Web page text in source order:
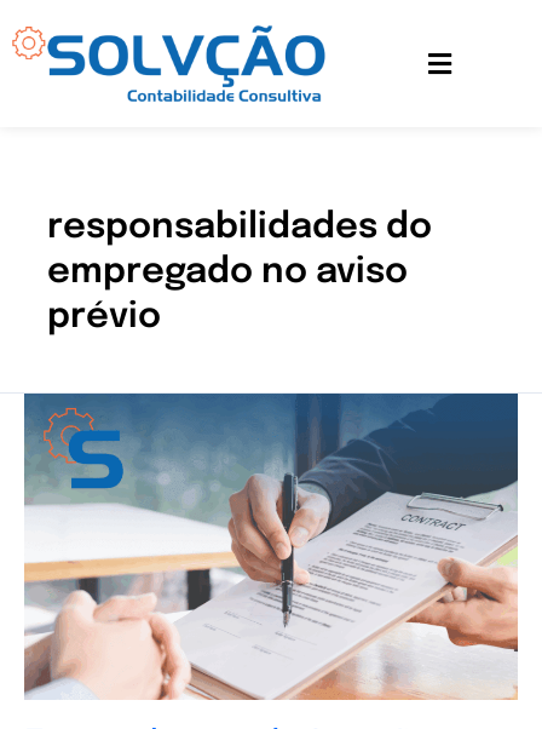
para
responsabilidades do
empregado no aviso
prévio
Entenda
as
obrigações
da
empresa
o
aviso
prévio